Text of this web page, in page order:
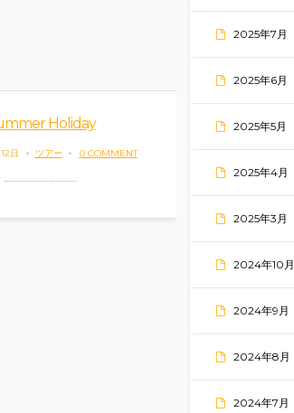
Holiday
日 ツアー 0 COMMENT
2025年7月
2025年6月
2025年5月
2025年4月
2025年3月
2024年10月
2024年9月
2024年8月
2024年7月